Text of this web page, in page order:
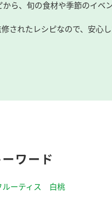
ら、旬の食材や季節のイベ
されたレシピなので、安心し
ワード
ルーティス 白桃